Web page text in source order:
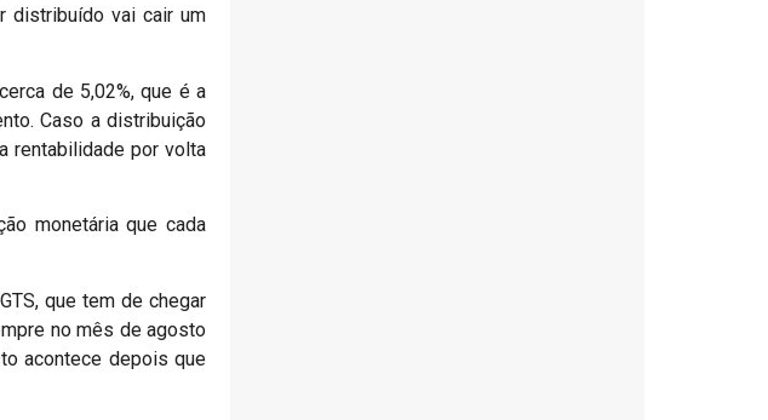
distribuído vai cair um
de 5,02%, que é a
Caso a distribuição
rentabilidade por volta
monetária que cada
que tem de chegar
no mês de agosto
acontece depois que